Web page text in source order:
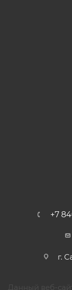
+7
г.
Данный веб-